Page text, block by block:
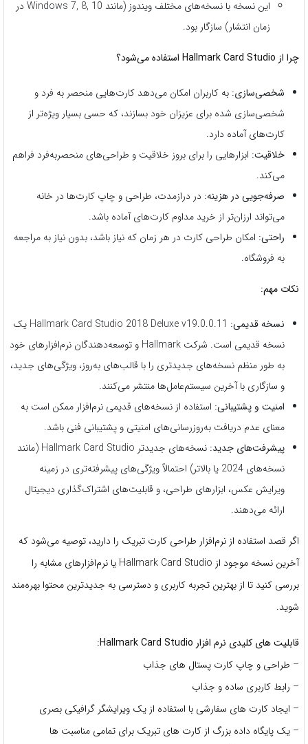
این نسخه با نسخه‌های مختلف ویندوز (مانند Windows 7, 8, 10 در
زمان انتشار) سازگار بود.
چرا از Hallmark Card Studio استفاده می‌شود؟
شخصی‌سازی: به کاربران امکان می‌دهد کارت‌هایی منحصر به فرد و
شخصی‌سازی شده برای عزیزان خود بسازند، که حسی بسیار ویژه‌تر از
کارت‌های آماده دارد.
خلاقیت: ابزارهایی را برای بروز خلاقیت و طراحی‌های منحصربه‌فرد فراهم
می‌کند.
صرفه‌جویی در هزینه: در درازمدت، طراحی و چاپ کارت‌ها در خانه
می‌تواند ارزان‌تر از خرید مداوم کارت‌های آماده باشد.
راحتی: امکان طراحی کارت در هر زمان که نیاز باشد، بدون نیاز به مراجعه
به فروشگاه.
نکات مهم:
نسخه قدیمی:
Hallmark Card Studio 2018 Deluxe v19.0.0.11 یک
نسخه قدیمی است. شرکت Hallmark و توسعه‌دهندگان نرم‌افزارهای خود
به طور منظم نسخه‌های جدیدتری را با قالب‌های به‌روز، ویژگی‌های جدید،
و سازگاری با آخرین سیستم‌عامل‌ها منتشر می‌کنند.
امنیت و پشتیبانی: استفاده از نسخه‌های قدیمی نرم‌افزار ممکن است به
معنای عدم دریافت به‌روزرسانی‌های امنیتی و پشتیبانی فنی باشد.
پیشرفت‌های جدید:
نسخه‌های جدیدتر Hallmark Card Studio (مانند
نسخه‌های 2024 یا بالاتر) احتمالاً ویژگی‌های پیشرفته‌تری در زمینه
ویرایش عکس، ابزارهای طراحی، و قابلیت‌های اشتراک‌گذاری دیجیتال
ارائه می‌دهند.
اگر قصد استفاده از نرم‌افزار طراحی کارت تبریک را دارید، توصیه می‌شود که
آخرین نسخه موجود از Hallmark Card Studio یا نرم‌افزارهای مشابه را
بررسی کنید تا از بهترین تجربه کاربری و دسترسی به جدیدترین محتوا بهره‌مند
شوید.
قابلیت های کلیدی نرم افزار Hallmark Card Studio:
– طراحی و چاپ کارت پستال های جذاب
– رابط کاربری ساده و جذاب
– ایجاد کارت های سفارشی با استفاده از یک ویرایشگر گرافیکی بصری
– یک پایگاه داده بزرگ از کارت های تبریک برای تمامی مناسبت ها